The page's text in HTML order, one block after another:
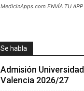
MedicinApps.com ENVÍA TU APP
Se habla
Admisión
Valencia 2026/27